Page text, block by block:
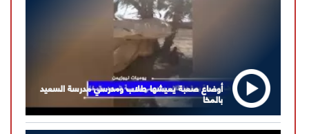
أوضاع صعبة يعيشها طلاب ومدرسي مدرسة السعيد
بالمخا